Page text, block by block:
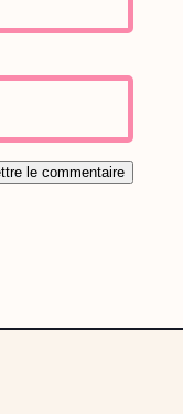
le commentaire